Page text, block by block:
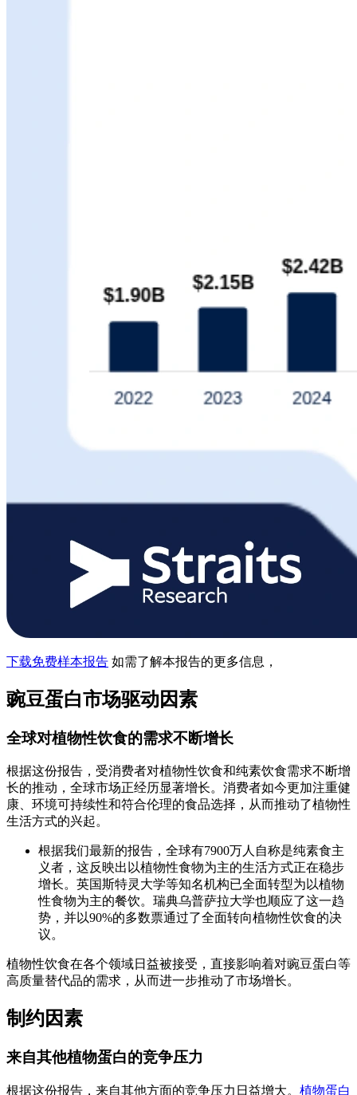
下载免费样本报告 如需了解本报告的更多信息，
豌豆蛋白市场驱动因素
全球对植物性饮食的需求不断增长
根据这份报告，受消费者对植物性饮食和纯素饮食需求不断增
长的推动，全球市场正经历显著增长。消费者如今更加注重健
康、环境可持续性和符合伦理的食品选择，从而推动了植物性
生活方式的兴起。
根据我们最新的报告，全球有7900万人自称是纯素食主
义者，这反映出以植物性食物为主的生活方式正在稳步
增长。英国斯特灵大学等知名机构已全面转型为以植物
性食物为主的餐饮。瑞典乌普萨拉大学也顺应了这一趋
势，并以90%的多数票通过了全面转向植物性饮食的决
议。
植物性饮食在各个领域日益被接受，直接影响着对豌豆蛋白等
高质量替代品的需求，从而进一步推动了市场增长。
制约因素
来自其他植物蛋白的竞争压力
根据这份报告，来自其他方面的竞争压力日益增大。 植物蛋白